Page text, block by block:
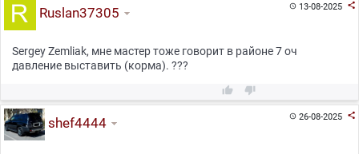
13-08-2025 
Ruslan37305
Sergey Zemliak, мне мастер тоже говорит в районе 7 оч
давление выставить (корма). ???
 
26-08-2025 
shef4444